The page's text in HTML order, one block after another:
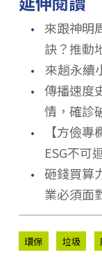
． 來跟神明
訣？推動
． 來趟永續
． 傳播速度
情，確診
．
【方儉
ESG不可
． 砸錢買算
業必須面
環保 垃圾